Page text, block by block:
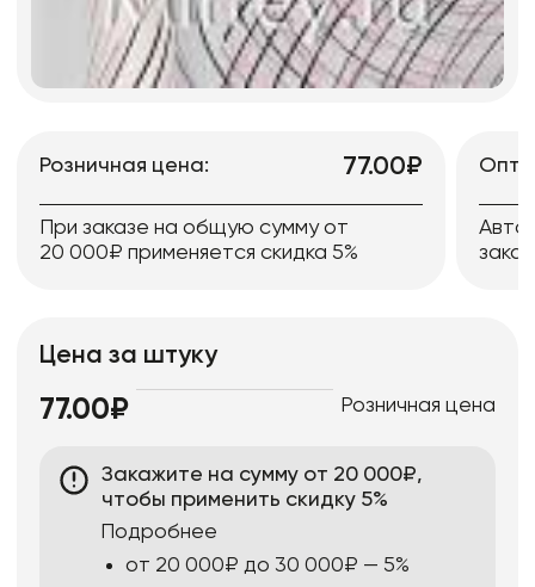
Розничная цена: 77.00₽
При заказе на общую сумму от
20 000₽ применяется скидка 5%
Цена за штуку
77.00₽ Розничная цена
Закажите на сумму от 20 000₽,
чтобы применить скидку 5%
Подробнее
от 20 000₽ до 30 000₽ — 5%